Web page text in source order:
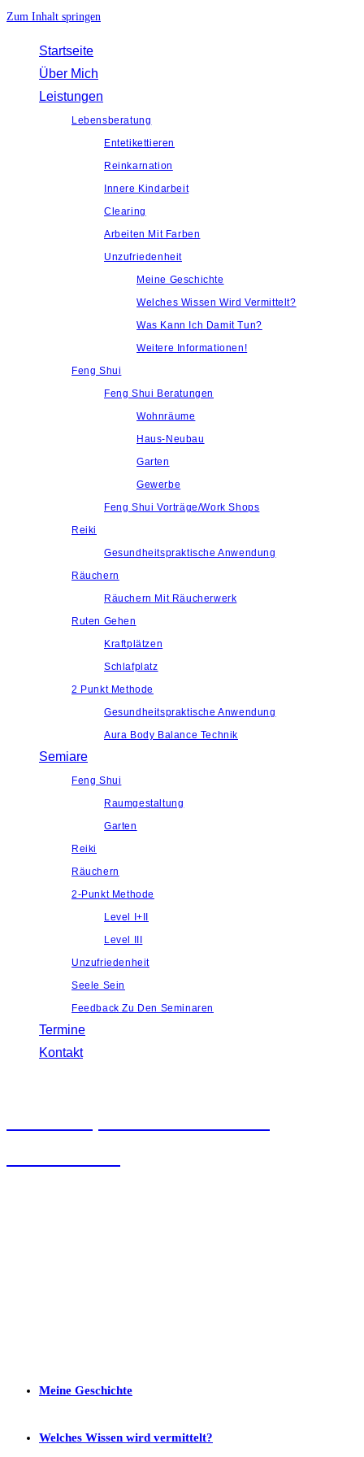
Zum Inhalt springen
Startseite
Über Mich
Leistungen
Lebensberatung
Entetikettieren
Reinkarnation
Innere Kindarbeit
Clearing
Arbeiten Mit Farben
Unzufriedenheit
Meine Geschichte
Welches Wissen Wird Vermittelt?
Was Kann Ich Damit Tun?
Weitere Informationen!
Feng Shui
Feng Shui Beratungen
Wohnräume
Haus-Neubau
Garten
Gewerbe
Feng Shui Vorträge/Work Shops
Reiki
Gesundheitspraktische Anwendung
Räuchern
Räuchern Mit Räucherwerk
Ruten Gehen
Kraftplätzen
Schlafplatz
2 Punkt Methode
Gesundheitspraktische Anwendung
Aura Body Balance Technik
Semiare
Feng Shui
Raumgestaltung
Garten
Reiki
Räuchern
2-Punkt Methode
Level I+II
Level III
Unzufriedenheit
Seele Sein
Feedback Zu Den Seminaren
Termine
Kontakt
Meine Geschichte
Welches Wissen wird vermittelt?